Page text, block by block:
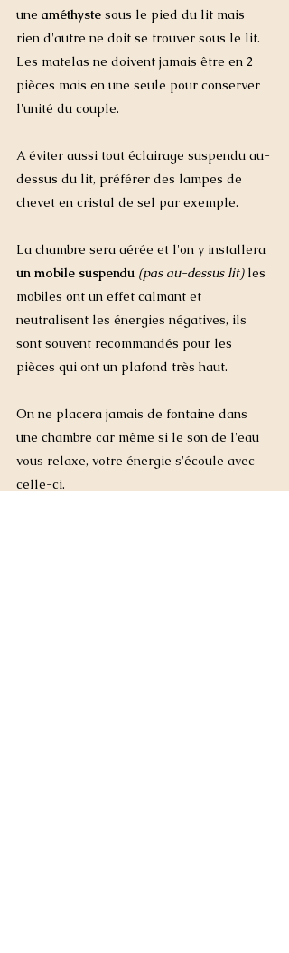
une améthyste sous le pied du lit mais
rien d'autre ne doit se trouver sous le lit.
Les matelas ne doivent jamais être en 2
pièces mais en une seule pour conserver
l'unité du couple.
A éviter aussi tout éclairage suspendu au-
dessus du lit, préférer des lampes de
chevet en cristal de sel par exemple.
La chambre sera aérée et l'on y installera
un mobile suspendu (pas au-dessus lit) les
mobiles ont un effet calmant et
neutralisent les énergies négatives, ils
sont souvent recommandés pour les
pièces qui ont un plafond très haut.
On ne placera jamais de fontaine dans
une chambre car même si le son de l'eau
vous relaxe, votre énergie s'écoule avec
celle-ci.